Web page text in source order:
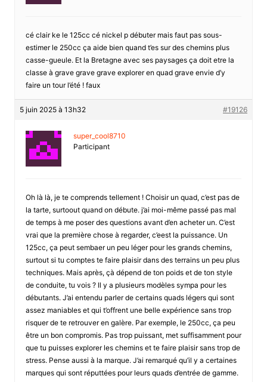
cé clair ke le 125cc cé nickel p débuter mais faut pas sous-
estimer le 250cc ça aide bien quand t’es sur des chemins plus
casse-gueule. Et la Bretagne avec ses paysages ça doit etre la
classe à grave grave grave explorer en quad grave envie d’y
faire un tour l’été ! faux
5 juin 2025 à 13h32 #19126
super_cool8710
Participant
Oh là là, je te comprends tellement ! Choisir un quad, c’est pas de
la tarte, surtoout quand on débute. j’ai moi-même passé pas mal
de temps à me poser des questions avant d’en acheter un. C’est
vrai que la première chose à regarder, c’eest la puissance. Un
125cc, ça peut sembaer un peu léger pour les grands chemins,
surtout si tu comptes te faire plaisir dans des terrains un peu plus
techniques. Mais après, çà dépend de ton poids et de ton style
de conduite, tu vois ? Il y a plusieurs modèles sympa pour les
débutants. J’ai entendu parler de certains quads légers qui sont
assez maniables et qui t’offrent une belle expérience sans trop
risquer de te retrouver en galère. Par exemple, le 250cc, ça peu
être un bon compromis. Pas trop puissant, met suffisamment pour
que tu puisses explorer les chemins et te faire plaisir sans trop de
stress. Pense aussi à la marque. J’ai remarqué qu’il y a certaines
marques qui sont réputtées pour leurs quads d’entrée de gamme.